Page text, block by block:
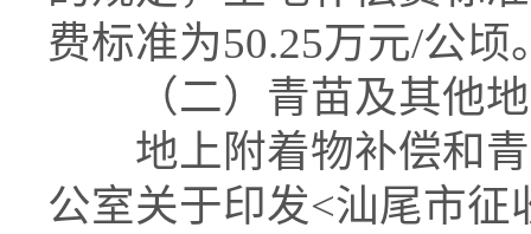
费标准为50.25万元/公顷
（二）青苗及其他地
地上附着物补偿和青
公室关于印发<汕尾市